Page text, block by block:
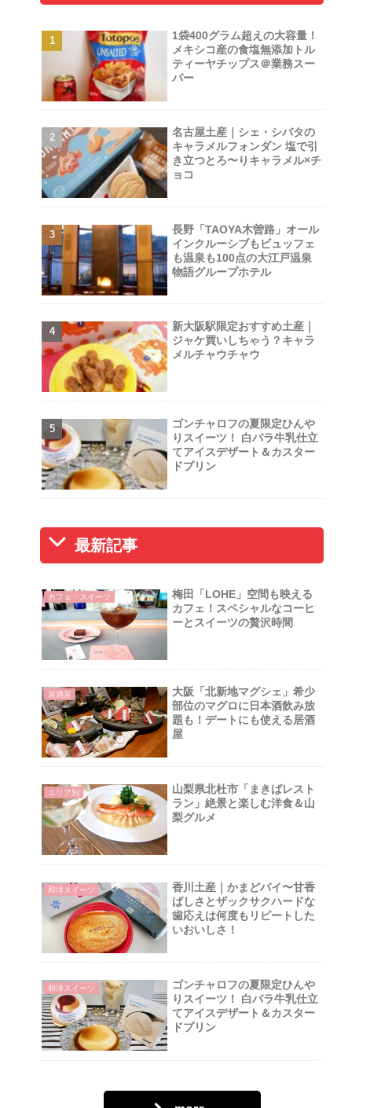
1袋400グラム超えの大容量！
メキシコ産の食塩無添加トル
ティーヤチップス＠業務スー
パー
名古屋土産｜シェ・シバタの
キャラメルフォンダン 塩で引
き立つとろ〜りキャラメル×チ
ョコ
長野「TAOYA木曽路」オール
インクルーシブもビュッフェ
も温泉も100点の大江戸温泉
物語グループホテル
新大阪駅限定おすすめ土産｜
ジャケ買いしちゃう？キャラ
メルチャウチャウ
ゴンチャロフの夏限定ひんや
りスイーツ！ 白バラ牛乳仕立
てアイスデザート＆カスター
ドプリン
最新記事
カフェ・スイーツ
梅田「LOHE」空間も映える
カフェ！スペシャルなコーヒ
ーとスイーツの贅沢時間
居酒屋
大阪「北新地マグシェ」希少
部位のマグロに日本酒飲み放
題も！デートにも使える居酒
屋
エリア別
山梨県北杜市「まきばレスト
ラン」絶景と楽しむ洋食＆山
梨グルメ
和洋スイーツ
香川土産｜かまどパイ〜甘香
ばしさとザックサクハードな
歯応えは何度もリピートした
いおいしさ！
和洋スイーツ
ゴンチャロフの夏限定ひんや
りスイーツ！ 白バラ牛乳仕立
てアイスデザート＆カスター
ドプリン